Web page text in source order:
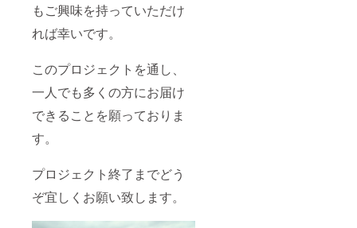
もご興味を持っていただけ
れば幸いです。
このプロジェクトを通し、
一人でも多くの方にお届け
できることを願っておりま
す。
プロジェクト終了までどう
ぞ宜しくお願い致します。